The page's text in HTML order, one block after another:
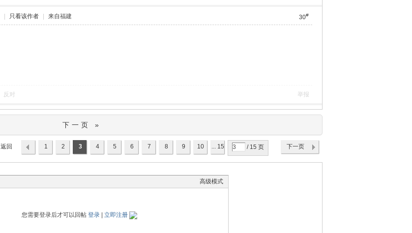
30#
只看该作者 来自福建
反对 举报
下一页 »
1 2 3 4 5 6 7 8 9 10 ... 15 / 15 页 下一页
返回
高级模式
您需要登录后才可以回帖 登录 立即注册